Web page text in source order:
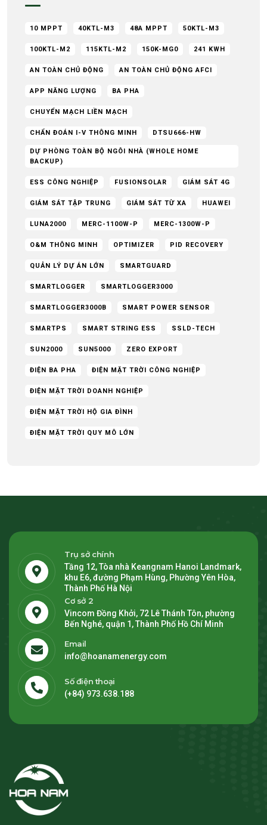
10 MPPT 40KTL-M3 48A MPPT 50KTL-M3
100KTL-M2 115KTL-M2 150K-MG0 241 KWH
AN TOÀN CHỦ ĐỘNG AN TOÀN CHỦ ĐỘNG AFCI
APP NĂNG LƯỢNG BA PHA
CHUYỂN MẠCH LIỀN MẠCH
CHẨN ĐOÁN I-V THÔNG MINH DTSU666-HW
DỰ PHÒNG TOÀN BỘ NGÔI NHÀ (WHOLE HOME
BACKUP)
ESS CÔNG NGHIỆP FUSIONSOLAR GIÁM SÁT 4G
GIÁM SÁT TẬP TRUNG GIÁM SÁT TỪ XA HUAWEI
LUNA2000 MERC-1100W-P MERC-1300W-P
O&M THÔNG MINH OPTIMIZER PID RECOVERY
QUẢN LÝ DỰ ÁN LỚN SMARTGUARD
SMARTLOGGER SMARTLOGGER3000
SMARTLOGGER3000B SMART POWER SENSOR
SMARTPS SMART STRING ESS SSLD-TECH
SUN2000 SUN5000 ZERO EXPORT
ĐIỆN BA PHA ĐIỆN MẶT TRỜI CÔNG NGHIỆP
ĐIỆN MẶT TRỜI DOANH NGHIỆP
ĐIỆN MẶT TRỜI HỘ GIA ĐÌNH
ĐIỆN MẶT TRỜI QUY MÔ LỚN
Trụ sở chính
Tầng 12, Tòa nhà Keangnam Hanoi Landmark,
khu E6, đường Phạm Hùng, Phường Yên Hòa,
Thành Phố Hà Nội
Cơ sở 2
Vincom Đồng Khởi, 72 Lê Thánh Tôn, phường
Bến Nghé, quận 1, Thành Phố Hồ Chí Minh
Email
info@hoanamenergy.com
Số điện thoại
(+84) 973.638.188